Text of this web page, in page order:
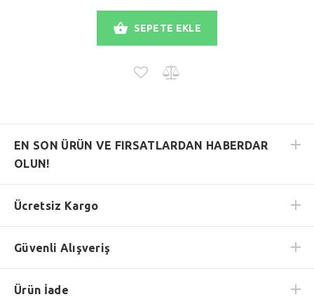
SEPETE EKLE
EN SON ÜRÜN VE FIRSATLARDAN HABERDAR
OLUN!
Ücretsiz Kargo
Güvenli Alışveriş
Ürün İade